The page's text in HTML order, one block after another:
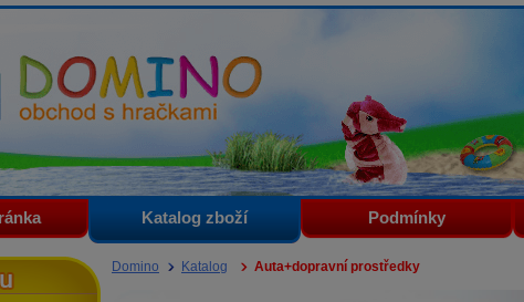
obchod s hračkami
Katalog zboží Podmínky
Domino Katalog Auta+dopravní prostředky